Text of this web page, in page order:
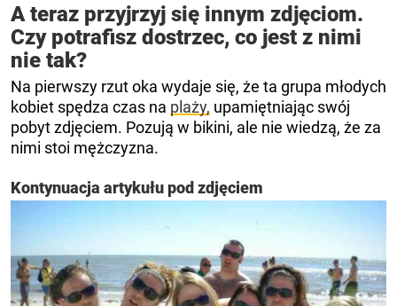
A teraz przyjrzyj się innym zdjęciom.
Czy potrafisz dostrzec, co jest z nimi
nie tak?
Na pierwszy rzut oka wydaje się, że ta grupa młodych
kobiet spędza czas na plaży, upamiętniając swój
pobyt zdjęciem. Pozują w bikini, ale nie wiedzą, że za
nimi stoi mężczyzna.
Kontynuacja artykułu pod zdjęciem